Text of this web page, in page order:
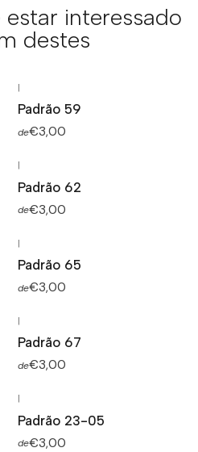
interessado
destes
|
Padrão 59
de€3,00
|
Padrão 62
de€3,00
|
Padrão 65
de€3,00
|
Padrão 67
de€3,00
|
Padrão 23-05
de€3,00